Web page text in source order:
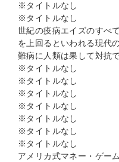
※タイトルなし
※タイトルなし
世紀の疫病エイズのすべ
を上回るといわれる現代
難病に人類は果して対抗
※タイトルなし
※タイトルなし
※タイトルなし
※タイトルなし
※タイトルなし
※タイトルなし
※タイトルなし
アメリカ式マネー・ゲー